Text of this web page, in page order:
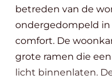
betreden van de
ondergedompeld in
comfort. De
grote ramen die
licht binnenlaten. De mooie tegelvloer biedt